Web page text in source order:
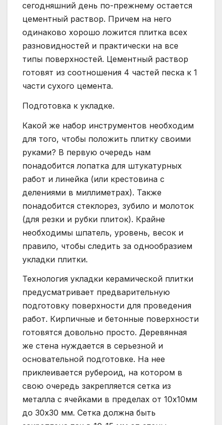
сегодняшний день по-прежнему остается
цементный раствор. Причем на него
одинаково хорошо ложится плитка всех
разновидностей и практически на все
типы поверхностей. Цементный раствор
готовят из соотношения 4 частей песка к 1
части сухого цемента.
Подготовка к укладке.
Какой же набор инструментов необходим
для того, чтобы положить плитку своими
руками? В первую очередь нам
понадобится лопатка для штукатурных
работ и линейка (или крестовина с
делениями в миллиметрах). Также
понадобится стеклорез, зубило и молоток
(для резки и рубки плиток). Крайне
необходимы шпатель, уровень, весок и
правило, чтобы следить за однообразием
укладки плитки.
Технология укладки керамической плитки
предусматривает предварительную
подготовку поверхности для проведения
работ. Кирпичные и бетонные поверхности
готовятся довольно просто. Деревянная
же стена нуждается в серьезной и
основательной подготовке. На нее
приклеивается рубероид, на котором в
свою очередь закрепляется сетка из
металла с ячейками в пределах от 10х10мм
до 30х30 мм. Сетка должна быть